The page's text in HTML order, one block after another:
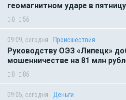
геомагнитном ударе в пятницу
0 56
09:09, сегодня Происшествия
Руководству ОЭЗ «Липецк»
мошенничестве на 81 млн
0 86
09:05, сегодня Деньги